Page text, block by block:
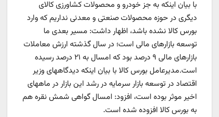
با بیان اینکه به جز خودرو و محصولات کشاورزی کالای
دیگری در حوزه محصولات صنعتی و معدنی نداریم که وارد
بورس کالا نشده باشد، اظهار داشت: مسیر بعدی ما
توسعه بازارهای مالی است؛ در سال گذشته ارزش معاملات
بازارهای مالی ۹ درصد بود که امسال به ۲۱ درصد رسیده
است.مدیرعامل بورس کالا با بیان اینکه دیدگاههای وزیر
اقتصاد در توسعه بازار سرمایه در رشد این بازار در ماههای
اخیر موثر بوده است، افزود: امسال گواهی شمش نقره هم
به بورس کالا افزوده شده است.